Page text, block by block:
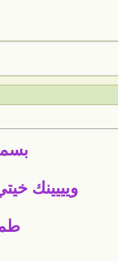
ويييينك